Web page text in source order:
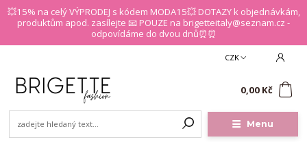
💥15% na celý VÝPRODEJ s kódem MODA15💥 DOTAZY k objednávkám,
produktům apod. zasílejte 📧 POUZE na brigetteitaly@seznam.cz -
odpovídáme do dvou dnů⏰⏰
Menu
CZK
0,00 Kč